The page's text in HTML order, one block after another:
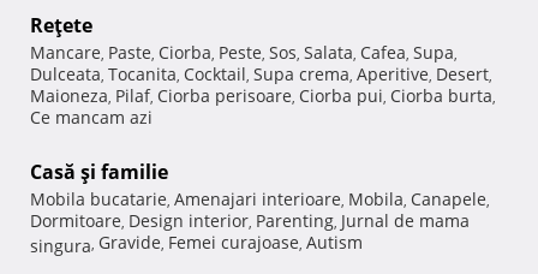
Reţete
Mancare, Paste, Ciorba, Peste, Sos, Salata, Cafea, Supa,
Dulceata, Tocanita, Cocktail, Supa crema, Aperitive, Desert,
Maioneza, Pilaf, Ciorba perisoare, Ciorba pui, Ciorba burta,
Ce mancam azi
Casă şi familie
Mobila bucatarie, Amenajari interioare, Mobila, Canapele,
Dormitoare, Design interior, Parenting, Jurnal de mama
singura, Gravide, Femei curajoase, Autism